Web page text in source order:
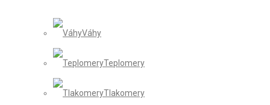
Váhy
Teplomery
Tlakomery